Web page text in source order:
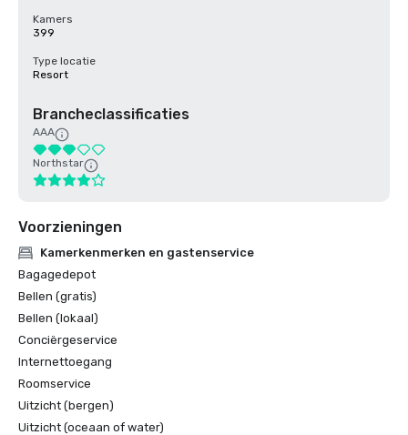
Kamers
399
Type locatie
Resort
Brancheclassificaties
AAA
Northstar
Voorzieningen
Kamerkenmerken en gastenservice
Bagagedepot
Bellen (gratis)
Bellen (lokaal)
Conciërgeservice
Internettoegang
Roomservice
Uitzicht (bergen)
Uitzicht (oceaan of water)